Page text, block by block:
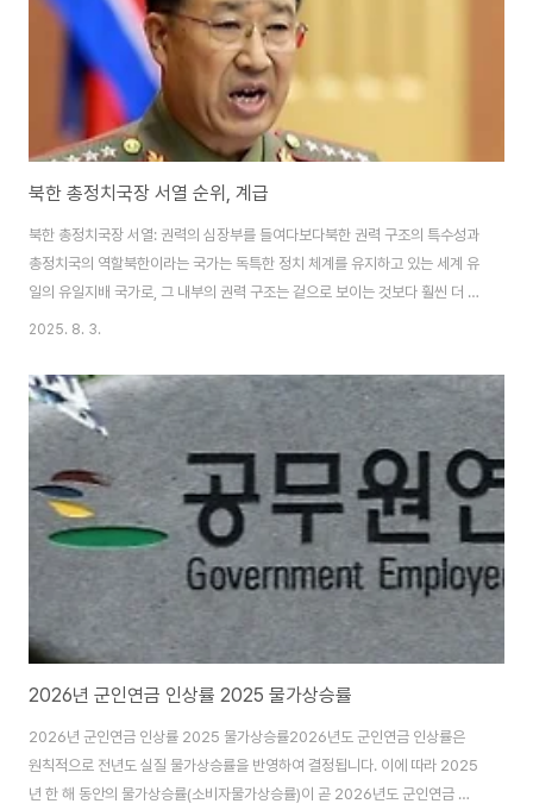
북한 총정치국장 서열 순위, 계급
북한 총정치국장 서열: 권력의 심장부를 들여다보다북한 권력 구조의 특수성과
총정치국의 역할북한이라는 국가는 독특한 정치 체계를 유지하고 있는 세계 유
일의 유일지배 국가로, 그 내부의 권력 구조는 겉으로 보이는 것보다 훨씬 더 복
잡하고 은밀합니다. 특히 군부의 정치적 지위는 매우 강력한데, 이 중심에 있는
장으로서, 단순한 군사 작전 지휘관이 아닌, 북한 체제 유지의 핵심 인물로 간주
됩니다.총정치국은 당의 군대 통제를 위한 장치이자, 김정은 정권의 충성도를
보장하는 기구입니다. 이 기구를 이끄는 총정치국장의 위상은 단순히 군 서열
을 넘어서 당내, 그리고 국가 권력 핵심부에서 매우 높은 위치를 차지합니다. 이
번 글에서는 총정치국장의 역..
2025. 8. 3.
2026년 군인연금 인상률 2025 물가상승률
2026년 군인연금 인상률 2025 물가상승률2026년도 군인연금 인상률은
원칙적으로 전년도 실질 물가상승률을 반영하여 결정됩니다. 이에 따라 2025
년 한 해 동안의 물가상승률(소비자물가상승률)이 곧 2026년도 군인연금 인